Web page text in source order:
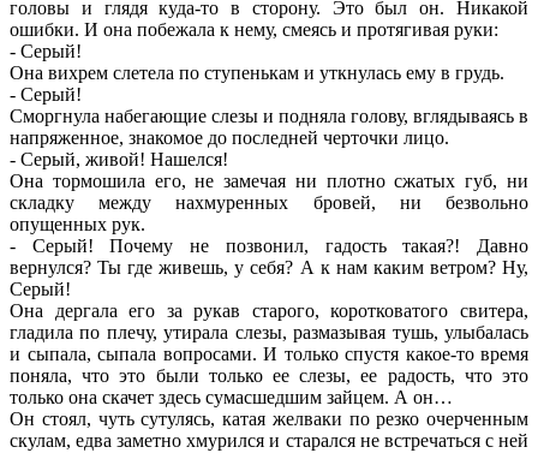
головы и глядя куда-то в сторону. Это был он. Никакой
ошибки. И она побежала к нему, смеясь и протягивая руки:
- Серый!
Она вихрем слетела по ступенькам и уткнулась ему в грудь.
- Серый!
Сморгнула набегающие слезы и подняла голову, вглядываясь в
напряженное, знакомое до последней черточки лицо.
- Серый, живой! Нашелся!
Она тормошила его, не замечая ни плотно сжатых губ, ни
складку между нахмуренных бровей, ни безвольно
опущенных рук.
- Серый! Почему не позвонил, гадость такая?! Давно
вернулся? Ты где живешь, у себя? А к нам каким ветром? Ну,
Серый!
Она дергала его за рукав старого, коротковатого свитера,
гладила по плечу, утирала слезы, размазывая тушь, улыбалась
и сыпала, сыпала вопросами. И только спустя какое-то время
поняла, что это были только ее слезы, ее радость, что это
только она скачет здесь сумасшедшим зайцем. А он…
Он стоял, чуть сутулясь, катая желваки по резко очерченным
скулам, едва заметно хмурился и старался не встречаться с ней